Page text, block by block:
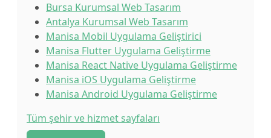
Bursa Kurumsal Web Tasarım
Antalya Kurumsal Web Tasarım
Manisa Mobil Uygulama Geliştirici
Manisa Flutter Uygulama Geliştirme
Manisa React Native Uygulama Geliştirme
Manisa iOS Uygulama Geliştirme
Manisa Android Uygulama Geliştirme
Tüm şehir ve hizmet sayfaları